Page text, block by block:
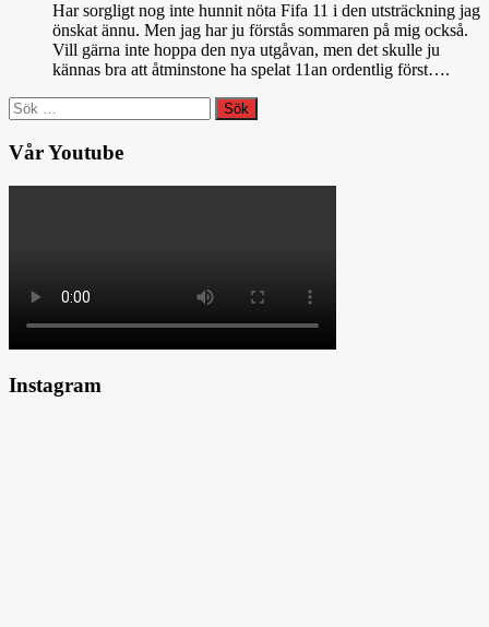
Har sorgligt nog inte hunnit nöta Fifa 11 i den utsträckning jag
önskat ännu. Men jag har ju förstås sommaren på mig också.
Vill gärna inte hoppa den nya utgåvan, men det skulle ju
kännas bra att åtminstone ha spelat 11an ordentlig först….
Sök
efter:
Vår Youtube
Instagram